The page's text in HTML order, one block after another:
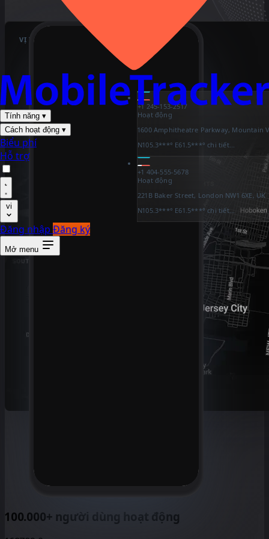
Tính năng ▾
Cách hoạt động ▾
Biểu phí
Hỗ trợ
vi
Đăng nhập Đăng ký
Mở menu
VỊ TRÍ HIỆN TẠI
+1 245-153-2517
Hoạt động
1600 Amphitheatre Parkway, Mountain
N105.3***° E61.5***°chi tiết...
+1 404-555-5678
Hoạt động
221B Baker Street, London NW1 6XE, UK
N105.3***° E61.5***°chi tiết...
100.000+ người dùng hoạt động